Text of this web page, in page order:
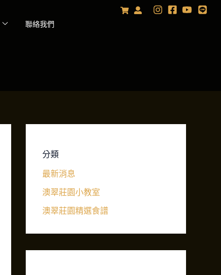
聯絡我們
分類
最新消息
澳翠莊園小教室
澳翠莊園精選食譜